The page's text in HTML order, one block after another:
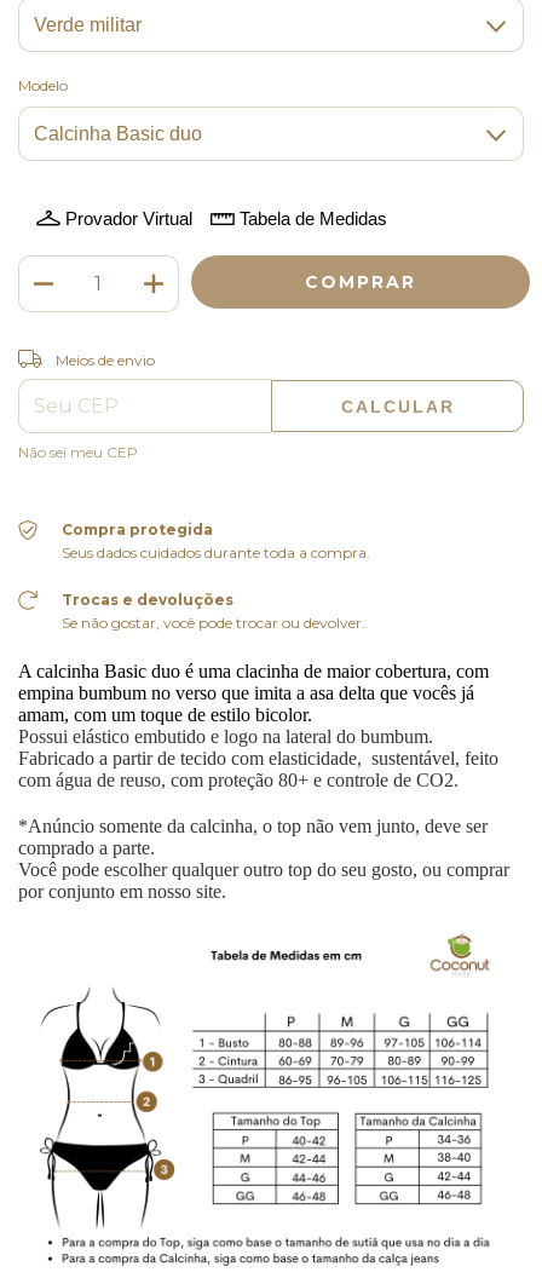
Modelo
Provador Virtual Tabela de Medidas
Entregas para o CEP:
Meios de envio
CALCULAR
Não sei meu CEP
Compra protegida
Seus dados cuidados durante toda a compra.
Trocas e devoluções
Se não gostar, você pode trocar ou devolver.
A calcinha Basic duo é uma clacinha de maior cobertura, com
empina bumbum no verso que imita a asa delta que vocês já
amam, com um toque de estilo bicolor.
Possui elástico embutido e logo na lateral do bumbum.
Fabricado a partir de tecido com elasticidade, sustentável, feito
com água de reuso, com proteção 80+ e controle de CO2.
*Anúncio somente da calcinha, o top não vem junto, deve ser
comprado a parte.
Você pode escolher qualquer outro top do seu gosto, ou comprar
por conjunto em nosso site.